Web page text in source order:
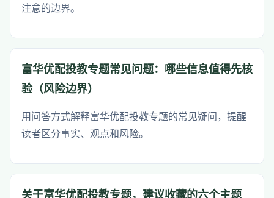
注意的边界。
富华优配投教专题常见问题：哪些信息值得先核
验（风险边界）
用问答方式解释富华优配投教专题的常见疑问，提醒
读者区分事实、观点和风险。
关于富华优配投教专题，建议收藏的六个主题